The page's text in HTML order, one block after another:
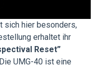
sich hier besonders,
erhaltet ihr
Reset”
UMG-40 ist eine